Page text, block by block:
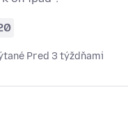
Pred 3 týždňami